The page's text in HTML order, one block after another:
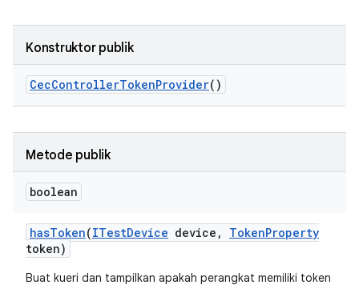
Konstruktor publik
CecControllerTokenProvider()
Metode publik
boolean
hasToken(ITestDevice device , TokenProperty
token)
Buat kueri dan tampilkan apakah perangkat memiliki token